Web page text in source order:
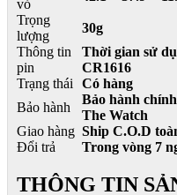
vỏ
Trọng
lượng
30g
Thông tin
pin
Thời gian sử
CR1616
Trạng thái Có hàng
Bảo hành
Bảo hành
The Watch
Giao hàng Ship C.O.D
Đổi trả
Trong vòng 7
THÔNG TIN